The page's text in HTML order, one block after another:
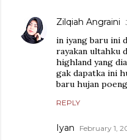
Zilqiah Angraini
in iyang baru ini
rayakan ultahku
highland yang
gak dapatka ini
baru hujan
REPLY
Iyan February 1,